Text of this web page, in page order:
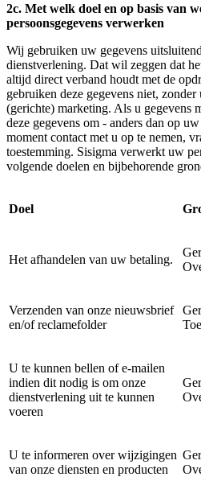
2c. Met welk doel en op basis van
persoonsgegevens verwerken
Wij gebruiken uw gegevens
dienstverlening. Dat wil zeggen dat
altijd direct verband houdt met de
gebruiken deze gegevens niet,
(gerichte) marketing. Als u gegevens
deze gegevens om - anders dan op
moment contact met u op te nemen,
toestemming. Sisigma verwerkt uw
volgende doelen en bijbehorende
Doel
Het afhandelen van uw betaling.
Verzenden van onze nieuwsbrief
en/of reclamefolder
U te kunnen bellen of e-mailen
indien dit nodig is om onze
dienstverlening uit te kunnen
voeren
U te informeren over wijzigingen
van onze diensten en producten